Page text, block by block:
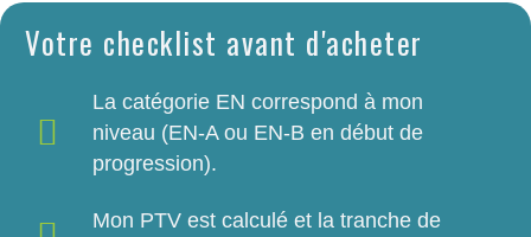
Votre checklist avant d'acheter
La catégorie EN correspond à mon
niveau (EN-A ou EN-B en début de
progression).
Mon PTV est calculé et la tranche de